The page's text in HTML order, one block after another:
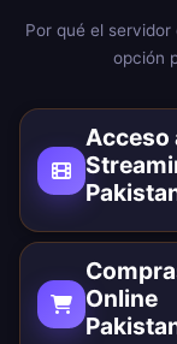
Por qué el
opción
Acceso
Online